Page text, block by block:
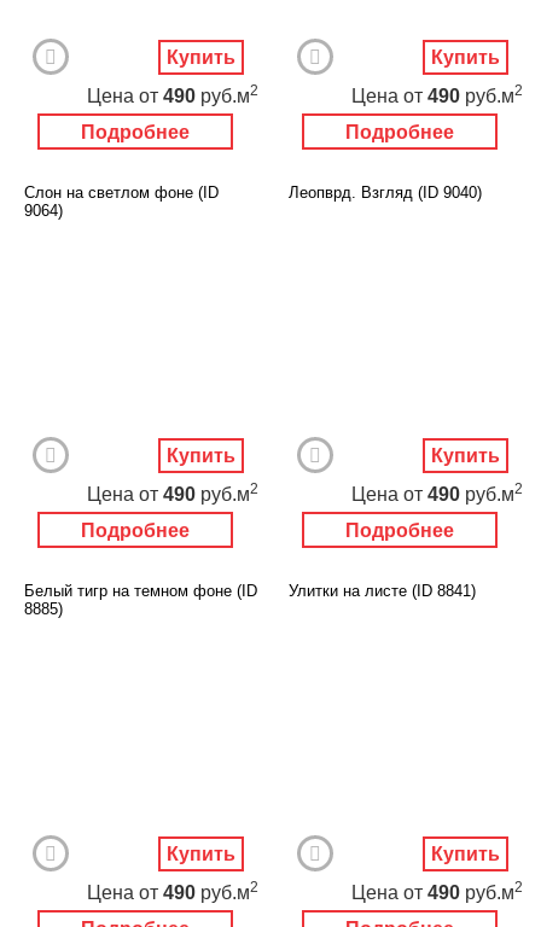
Подробнее
Цена от 490 руб.м2
Купить
Подробнее
Цена от 490 руб.м2
Купить
Слон на светлом фоне (ID
9064)
Подробнее
Цена от 490 руб.м2
Купить
Леопврд. Взгляд (ID 9040)
Подробнее
Цена от 490 руб.м2
Купить
Белый тигр на темном фоне (ID
8885)
Цена от 490 руб.м2
Купить
Улитки на листе (ID 8841)
Цена от 490 руб.м2
Купить